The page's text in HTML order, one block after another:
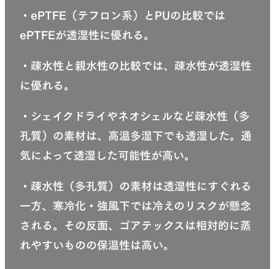
・ePTFE（テフロン系）とPUの比較では
ePTFEが透湿性に優れる。
・疎水性と親水性の比較では、疎水性が透湿性
に優れる。
・シェイクドライやネオシェルなど疎水性（多
孔質）の素材は、高温多湿下でも透湿した。通
気によって透湿した可能性が高い。
・疎水性（多孔質）の素材は透湿性にすぐれる
一方、寒冷化・強風下では冷えのリスクが懸念
される。その反面、ゴアテックスは相対的に蒸
れやすいものの保温性は高い。